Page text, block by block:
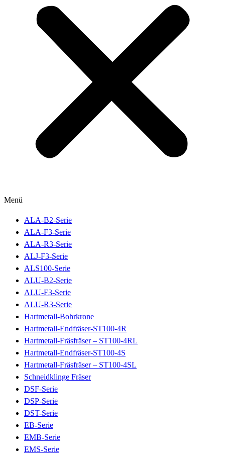
Menü
ALA-B2-Serie
ALA-F3-Serie
ALA-R3-Serie
ALJ-F3-Serie
ALS100-Serie
ALU-B2-Serie
ALU-F3-Serie
ALU-R3-Serie
Hartmetall-Bohrkrone
Hartmetall-Endfräser-ST100-4R
Hartmetall-Fräsfräser – ST100-4RL
Hartmetall-Endfräser-ST100-4S
Hartmetall-Fräsfräser – ST100-4SL
Schneidklinge Fräser
DSF-Serie
DSP-Serie
DST-Serie
EB-Serie
EMB-Serie
EMS-Serie